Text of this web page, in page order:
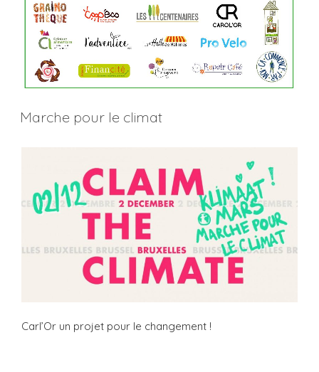
Marche pour le climat
Carl’Or un projet pour le changement !